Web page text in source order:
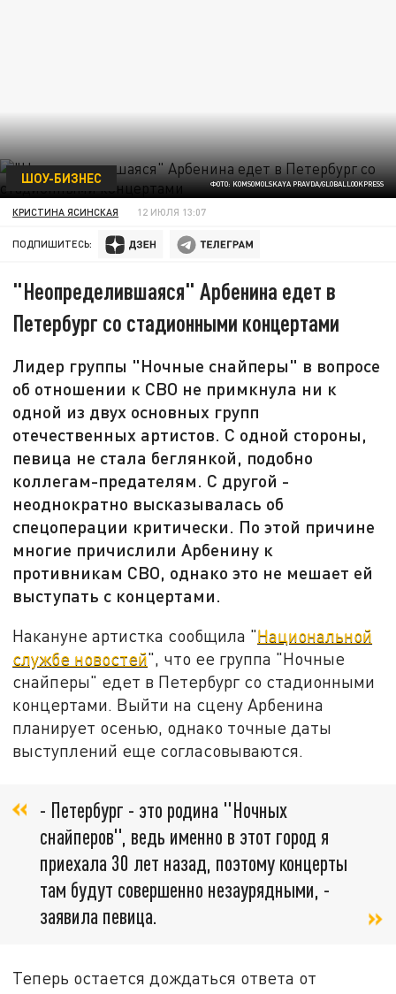
ФОТО: KOMSOMOLSKAYA PRAVDA/GLOBALLOOKPRESS
ШОУ-БИЗНЕС
КРИСТИНА ЯСИНСКАЯ 12 ИЮЛЯ 13:07
ПОДПИШИТЕСЬ:
"Неопределившаяся" Арбенина едет в
Петербург со стадионными концертами
Лидер группы "Ночные снайперы" в вопросе
об отношении к СВО не примкнула ни к
одной из двух основных групп
отечественных артистов. С одной стороны,
певица не стала беглянкой, подобно
коллегам-предателям. С другой -
неоднократно высказывалась об
спецоперации критически. По этой причине
многие причислили Арбенину к
противникам СВО, однако это не мешает ей
выступать с концертами.
Накануне артистка сообщила "Национальной
службе новостей", что ее группа "Ночные
снайперы" едет в Петербург со стадионными
концертами. Выйти на сцену Арбенина
планирует осенью, однако точные даты
выступлений еще согласовываются.
- Петербург - это родина "Ночных
снайперов", ведь именно в этот город я
приехала 30 лет назад, поэтому концерты
там будут совершенно незаурядными, -
заявила певица.
Теперь остается дождаться ответа от